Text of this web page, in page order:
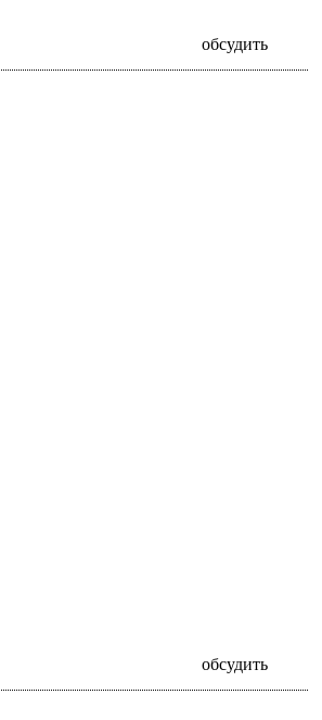
обсудить
обсудить